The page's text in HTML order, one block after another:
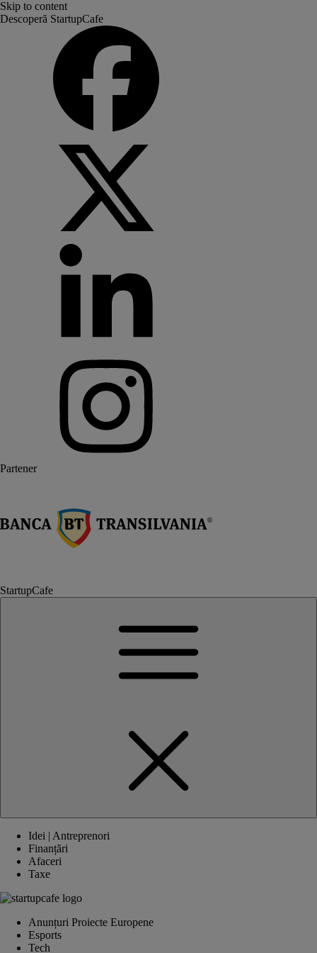
Skip to content
Descoperă StartupCafe
Partener
StartupCafe
Idei | Antreprenori
Finanțări
Afaceri
Taxe
Anunțuri Proiecte Europene
Esports
Tech